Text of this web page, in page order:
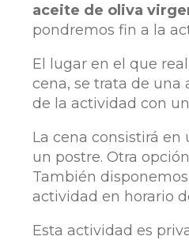
aceite de oliva
pondremos fin a la
El lugar en el que
cena, se trata de una
de la actividad con
La cena consistirá
un postre. Otra
También
actividad en horario
Esta actividad es